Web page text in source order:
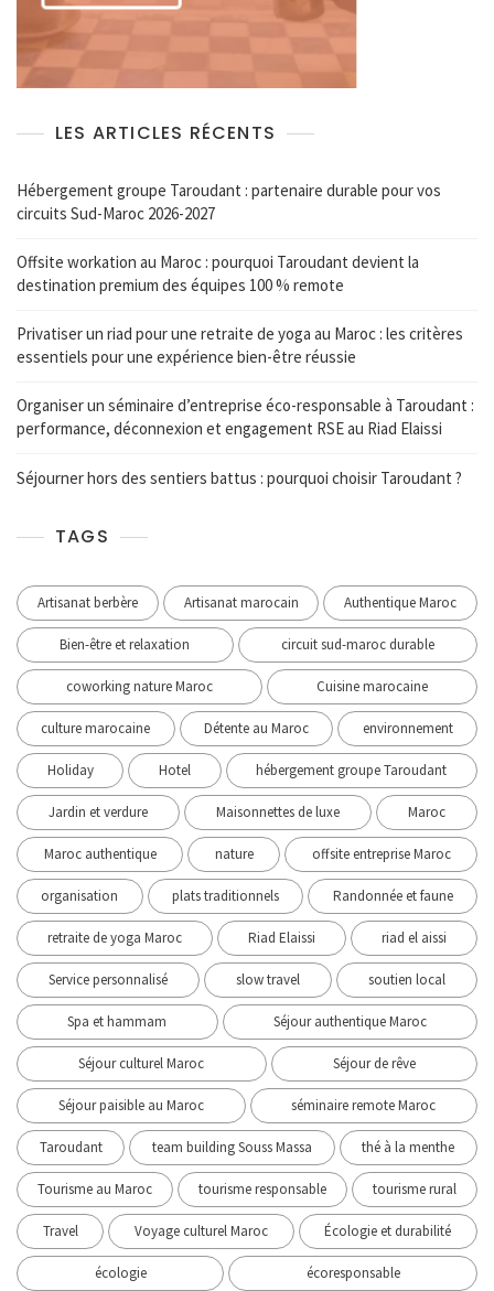
LES ARTICLES RÉCENTS
Hébergement groupe Taroudant : partenaire durable pour vos
circuits Sud-Maroc 2026-2027
Offsite workation au Maroc : pourquoi Taroudant devient la
destination premium des équipes 100 % remote
Privatiser un riad pour une retraite de yoga au Maroc : les critères
essentiels pour une expérience bien-être réussie
Organiser un séminaire d’entreprise éco-responsable à Taroudant :
performance, déconnexion et engagement RSE au Riad Elaissi
Séjourner hors des sentiers battus : pourquoi choisir Taroudant ?
TAGS
Artisanat berbère Artisanat marocain Authentique Maroc
Bien-être et relaxation circuit sud-maroc durable
coworking nature Maroc Cuisine marocaine
culture marocaine Détente au Maroc environnement
Holiday Hotel hébergement groupe Taroudant
Jardin et verdure Maisonnettes de luxe Maroc
Maroc authentique nature offsite entreprise Maroc
organisation plats traditionnels Randonnée et faune
retraite de yoga Maroc Riad Elaissi riad el aissi
Service personnalisé slow travel soutien local
Spa et hammam Séjour authentique Maroc
Séjour culturel Maroc Séjour de rêve
Séjour paisible au Maroc séminaire remote Maroc
Taroudant team building Souss Massa thé à la menthe
Tourisme au Maroc tourisme responsable tourisme rural
Travel Voyage culturel Maroc Écologie et durabilité
écologie écoresponsable